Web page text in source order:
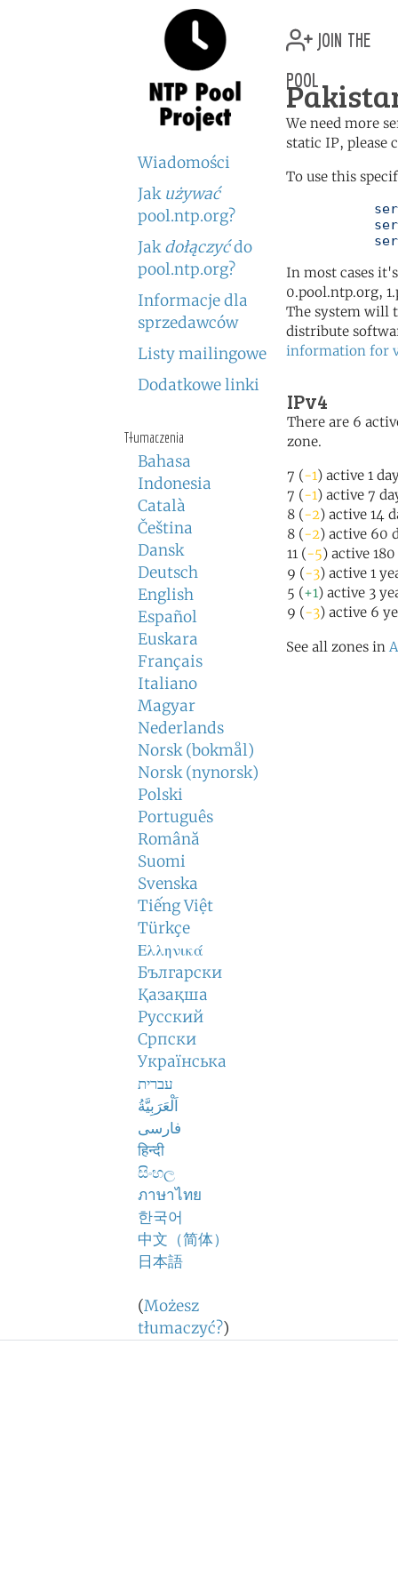
Wiadomości
Jak używać
pool.ntp.org?
Jakdołączyćdo
pool.ntp.org?
Informacje dla
sprzedawców
Listy mailingowe
Dodatkowe linki
Tłumaczenia
Bahasa
Indonesia
Català
Čeština
Dansk
Deutsch
English
Español
Euskara
Français
Italiano
Magyar
Nederlands
Norsk (bokmål)
Norsk (nynorsk)
Polski
Português
Română
Suomi
Svenska
Tiếng Việt
Türkçe
Ελληνικά
Български
Қазақша
Русский
Српски
Українська
עברית
اَلْعَرَبِيَّةُ
فارسی
हिन्दी
සිංහල
ภาษาไทย
한국어
中文（简体）
日本語
(Możesz
tłumaczyć?)
join the
pool
We need more
static IP, please
To use this
In most cases
0.pool.ntp.org,
The system will
distribute
information for
IPv4
There are 6
zone.
7 (-1) active 1
7 (-1) active 7
8 (-2) active 14
8 (-2) active 60
11 (-5) active
9 (-3) active 1
5 (+1) active 3
9 (-3) active 6
See all zones in